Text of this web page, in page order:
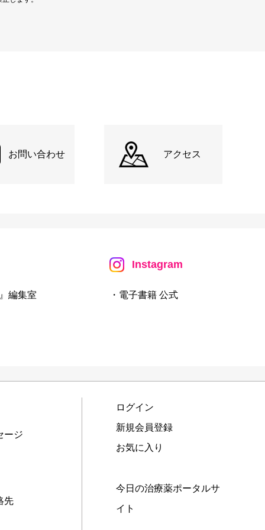
お問い合わせ アクセス
編集室
Instagram
・電子書籍 公式
ージ
先
ログイン
新規会員登録
お気に入り
今日の治療薬ポータルサ
イト